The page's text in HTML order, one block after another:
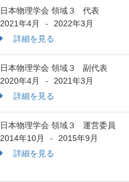
日本物理学会 領域３ 代表
2021年4月
-
2022年3月
詳細を見る
日本物理学会 領域３ 副代表
2020年4月
-
2021年3月
詳細を見る
日本物理学会 領域３ 運営委員
2014年10月
-
2015年9月
詳細を見る